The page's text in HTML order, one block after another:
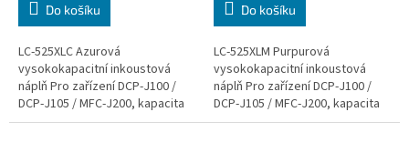
Do košíku
LC-525XLC Azurová
vysokokapacitní inkoustová
náplň Pro zařízení DCP-J100 /
DCP-J105 / MFC-J200, kapacita
přibližně 1300 stran A4. Brother
Do košíku
LC-525XLM Purpurová
vysokokapacitní inkoustová
náplň Pro zařízení DCP-J100 /
DCP-J105 / MFC-J200, kapacita
přibližně 1300 stran A4. Brother